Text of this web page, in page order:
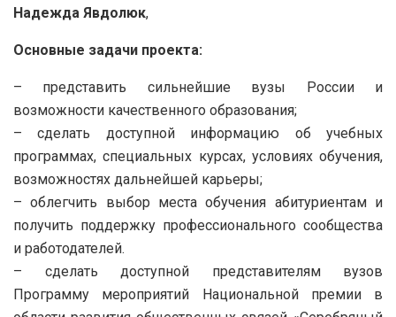
Надежда Явдолюк,
Основные задачи проекта:
– представить сильнейшие вузы России и
возможности качественного образования;
– сделать доступной информацию об учебных
программах, специальных курсах, условиях обучения,
возможностях дальнейшей карьеры;
– облегчить выбор места обучения абитуриентам и
получить поддержку профессионального сообщества
и работодателей.
– сделать доступной представителям вузов
Программу мероприятий Национальной премии в